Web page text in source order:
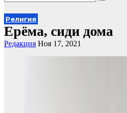
Религия
Ерёма, сиди дома
Редакция Ноя 17, 2021